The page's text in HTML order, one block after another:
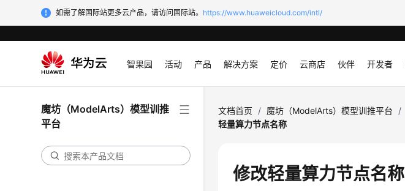
如需了解国际站更多云产品，请访问国际站。 https://www.huaweicloud.com/intl/
智果园 活动 产品 解决方案 定价 云商店 伙伴 开发者
魔坊（ModelArts）模型训推
平台
服务公告
产品介绍
计费说明
快速入门
数据准备
模型开发
文档首页 / 魔坊（ModelArts）模型训推平台 /
轻量算力节点名称
修改轻量算力节点名称